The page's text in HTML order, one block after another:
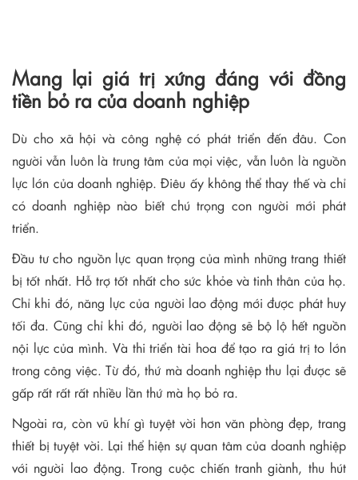
Mang lại giá trị xứng đáng với đồng
tiền bỏ ra của doanh nghiệp
Dù cho xã hội và công nghệ có phát triển đến đâu. Con
người vẫn luôn là trung tâm của mọi việc, vẫn luôn là nguồn
lực lớn của doanh nghiệp. Điêu ấy không thể thay thế và chỉ
có doanh nghiệp nào biết chú trọng con người mới phát
triển.
Đầu tư cho nguồn lực quan trọng của mình những trang thiết
bị tốt nhất. Hỗ trợ tốt nhất cho sức khỏe và tinh thân của họ.
Chỉ khi đó, năng lực của người lao động mới được phát huy
tối đa. Cũng chỉ khi đó, người lao động sẽ bộ lộ hết nguồn
nội lực của mình. Và thi triển tài hoa để tạo ra giá trị to lớn
trong công việc. Từ đó, thứ mà doanh nghiệp thu lại được sẽ
gấp rất rất rất nhiều lần thứ mà họ bỏ ra.
Ngoài ra, còn vũ khí gì tuyệt vời hơn văn phòng đẹp, trang
thiết bị tuyệt vời. Lại thể hiện sự quan tâm của doanh nghiệp
với người lao động. Trong cuộc chiến tranh giành, thu hút